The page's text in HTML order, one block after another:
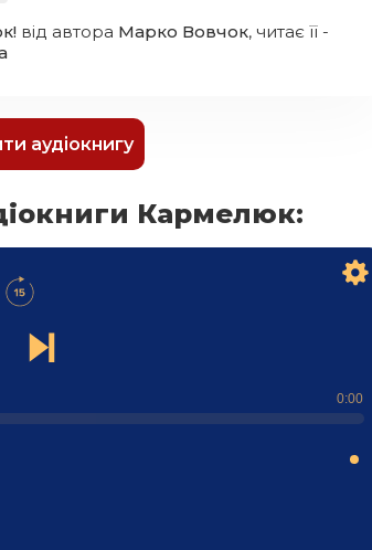
від автора Марко Вовчок, читає її -
аудіокнигу
Кармелюк:
0:00